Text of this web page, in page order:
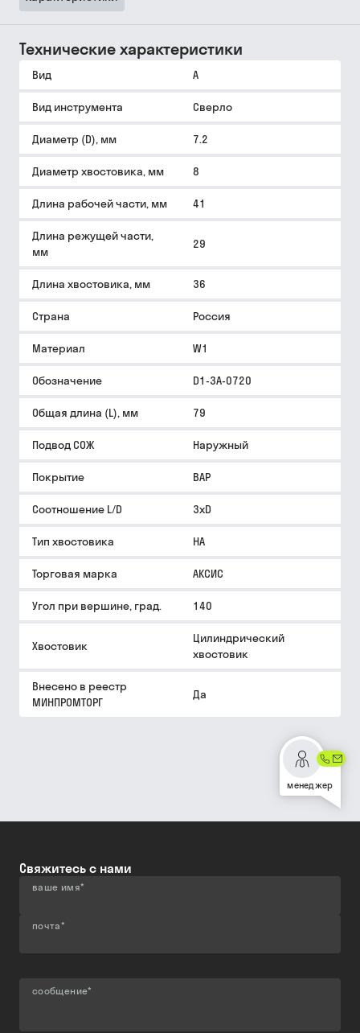
Технические характеристики
Вид A
Вид инструмента Сверло
Диаметр (D), мм 7.2
Диаметр хвостовика, мм 8
Длина рабочей части, мм 41
Длина режущей части,
мм
29
Длина хвостовика, мм 36
Страна Россия
Материал W1
Обозначение D1-3A-0720
Общая длина (L), мм 79
Подвод СОЖ Наружный
Покрытие BAP
Соотношение L/D 3xD
Тип хвостовика HA
Торговая марка АКСИС
Угол при вершине, град. 140
Хвостовик
Цилиндрический
хвостовик
Внесено в реестр
МИНПРОМТОРГ
Да
менеджер
Свяжитесь с нами
ваше имя*
почта*
сообщение*